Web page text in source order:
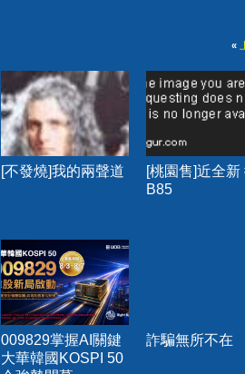
«
[不發燒]我的兩聲道
[桃園售]近全新
B85
009829掌握AI關鍵
大華韓國KOSPI 50
詐騙無所不在